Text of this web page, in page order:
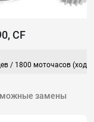
CF
/ 1800 моточасов
замены